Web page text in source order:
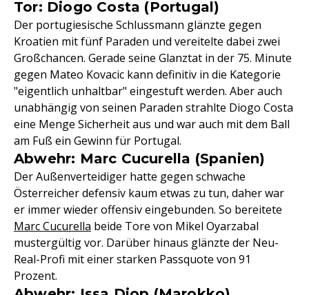
Tor: Diogo Costa (Portugal)
Der portugiesische Schlussmann glänzte gegen
Kroatien mit fünf Paraden und vereitelte dabei zwei
Großchancen. Gerade seine Glanztat in der 75. Minute
gegen Mateo Kovacic kann definitiv in die Kategorie
"eigentlich unhaltbar" eingestuft werden. Aber auch
unabhängig von seinen Paraden strahlte Diogo Costa
eine Menge Sicherheit aus und war auch mit dem Ball
am Fuß ein Gewinn für Portugal.
Abwehr: Marc Cucurella (Spanien)
Der Außenverteidiger hatte gegen schwache
Österreicher defensiv kaum etwas zu tun, daher war
er immer wieder offensiv eingebunden. So bereitete
Marc Cucurella beide Tore von Mikel Oyarzabal
mustergültig vor. Darüber hinaus glänzte der Neu-
Real-Profi mit einer starken Passquote von 91
Prozent.